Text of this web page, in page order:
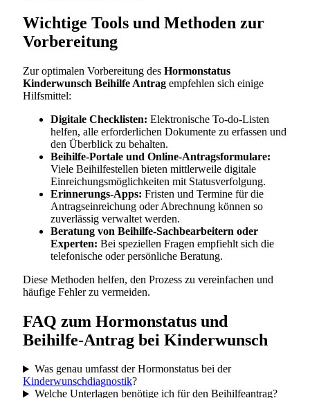
Wichtige Tools und Methoden zur
Vorbereitung
Zur optimalen Vorbereitung des Hormonstatus
Kinderwunsch Beihilfe Antrag empfehlen sich einige
Hilfsmittel:
Digitale Checklisten: Elektronische To-do-Listen
helfen, alle erforderlichen Dokumente zu erfassen und
den Überblick zu behalten.
Beihilfe-Portale und Online-Antragsformulare:
Viele Beihilfestellen bieten mittlerweile digitale
Einreichungsmöglichkeiten mit Statusverfolgung.
Erinnerungs-Apps: Fristen und Termine für die
Antragseinreichung oder Abrechnung können so
zuverlässig verwaltet werden.
Beratung von Beihilfe-Sachbearbeitern oder
Experten: Bei speziellen Fragen empfiehlt sich die
telefonische oder persönliche Beratung.
Diese Methoden helfen, den Prozess zu vereinfachen und
häufige Fehler zu vermeiden.
FAQ zum Hormonstatus und
Beihilfe-Antrag bei Kinderwunsch
Was genau umfasst der Hormonstatus bei der
Kinderwunschdiagnostik?
Welche Unterlagen benötige ich für den Beihilfeantrag?